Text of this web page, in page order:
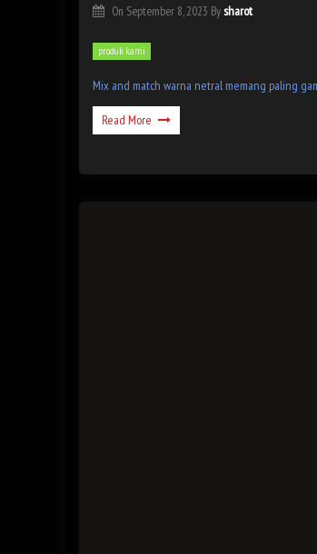
On September 8, 2023 Bysharot
produk kami
Mix and match warna netral memang paling
Read More